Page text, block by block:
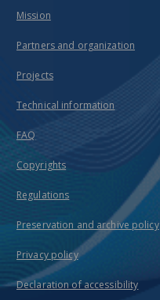
Mission
Partners and organization
Projects
Technical information
FAQ
Copyrights
Regulations
Preservation and archive policy
Privacy policy
Declaration of accessibility